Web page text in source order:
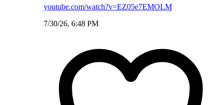
youtube.com/watch?v=EZ05e7EMOLM
7/30/26, 6:48 PM